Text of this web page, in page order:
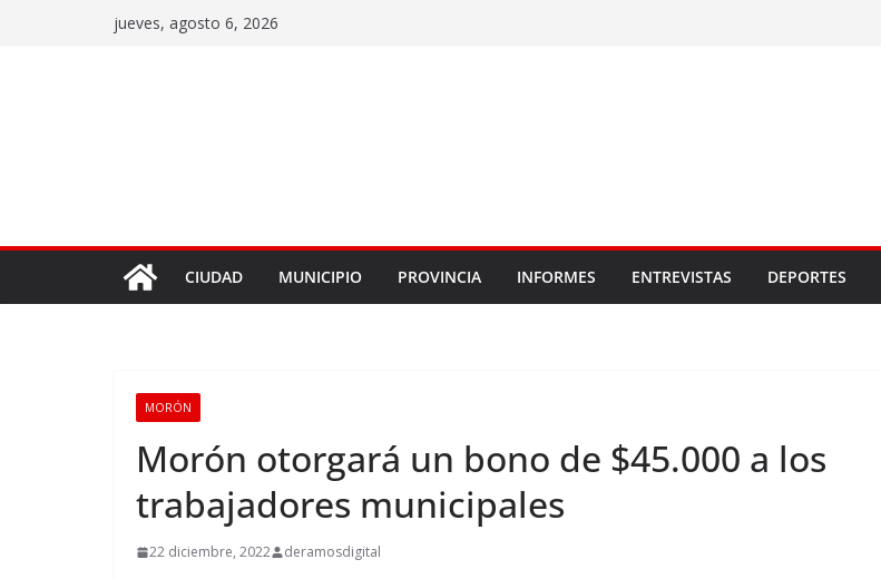
jueves, agosto 6, 2026
CIUDAD MUNICIPIO PROVINCIA INFORMES ENTREVISTAS DEPORTES
MORÓN
Morón otorgará un bono de $45.000 a los
trabajadores municipales
22 diciembre, 2022 deramosdigital